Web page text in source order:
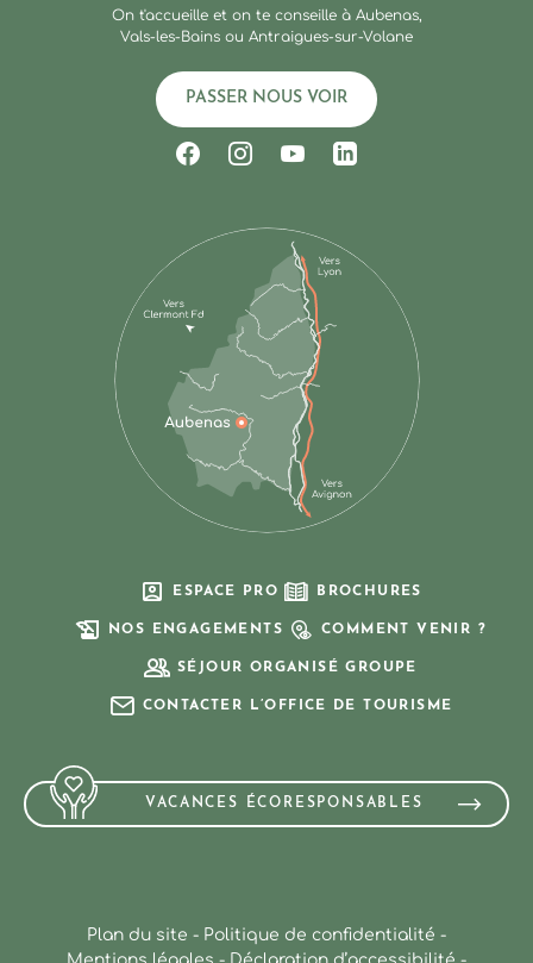
On t'accueille et on te conseille à Aubenas,
Vals-les-Bains ou Antraigues-sur-Volane
PASSER NOUS VOIR
Suivez-nous sur Facebook
Suivez-nous sur Instagram
Suivez-nous sur
Suivez-nous sur
ESPACE PRO BROCHURES
NOS ENGAGEMENTS COMMENT VENIR ?
SÉJOUR ORGANISÉ GROUPE
CONTACTER L’OFFICE DE TOURISME
VACANCES ÉCORESPONSABLES
Plan du site - Politique de confidentialité -